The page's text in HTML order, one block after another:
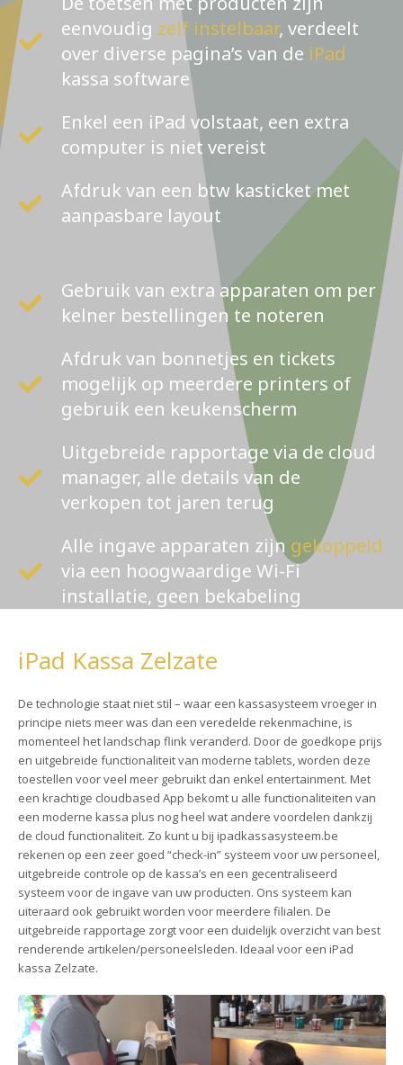
eenvoudig zelf instelbaar, verdeelt
over diverse pagina’s van de iPad
kassa software
Enkel een iPad volstaat, een extra
computer is niet vereist
Afdruk van een btw kasticket met
aanpasbare layout
Gebruik van extra apparaten om per
kelner bestellingen te noteren
Afdruk van bonnetjes en tickets
mogelijk op meerdere printers of
gebruik een keukenscherm
Uitgebreide rapportage via de cloud
manager, alle details van de
verkopen tot jaren terug
Alle ingave apparaten zijn gekoppeld
via een hoogwaardige Wi-Fi
installatie, geen bekabeling
iPad Kassa Zelzate
De technologie staat niet stil – waar een kassasysteem vroeger in
principe niets meer was dan een veredelde rekenmachine, is
momenteel het landschap flink veranderd. Door de goedkope prijs
en uitgebreide functionaliteit van moderne tablets, worden deze
toestellen voor veel meer gebruikt dan enkel entertainment. Met
een krachtige cloudbased App bekomt u alle functionaliteiten van
een moderne kassa plus nog heel wat andere voordelen dankzij
de cloud functionaliteit. Zo kunt u bij ipadkassasysteem.be
rekenen op een zeer goed “check-in” systeem voor uw personeel,
uitgebreide controle op de kassa’s en een gecentraliseerd
systeem voor de ingave van uw producten. Ons systeem kan
uiteraard ook gebruikt worden voor meerdere filialen. De
uitgebreide rapportage zorgt voor een duidelijk overzicht van best
renderende artikelen/personeelsleden. Ideaal voor een iPad
kassa Zelzate.